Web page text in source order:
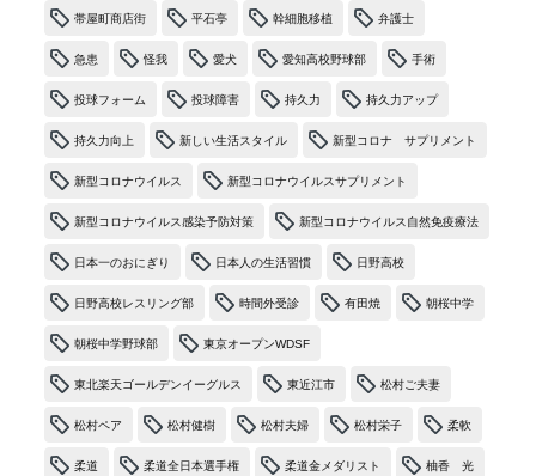
帯屋町商店街 平石亭 幹細胞移植 弁護士
急患 怪我 愛犬 愛知高校野球部 手術
投球フォーム 投球障害 持久力 持久力アップ
持久力向上 新しい生活スタイル 新型コロナ サプリメント
新型コロナウイルス 新型コロナウイルスサプリメント
新型コロナウイルス感染予防対策 新型コロナウイルス自然免疫療法
日本一のおにぎり 日本人の生活習慣 日野高校
日野高校レスリング部 時間外受診 有田焼 朝桜中学
朝桜中学野球部 東京オープンWDSF
東北楽天ゴールデンイーグルス 東近江市 松村ご夫妻
松村ペア 松村健樹 松村夫婦 松村栄子 柔軟
柔道 柔道全日本選手権 柔道金メダリスト 柚香 光